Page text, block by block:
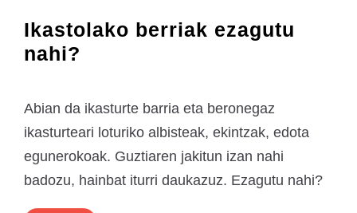
Ikastolako berriak ezagutu
nahi?
Abian da ikasturte barria eta beronegaz
ikasturteari loturiko albisteak, ekintzak, edota
egunerokoak. Guztiaren jakitun izan nahi
badozu, hainbat iturri daukazuz. Ezagutu nahi?